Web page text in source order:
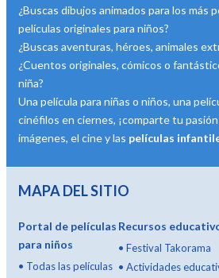
¿Buscas dibujos animados para los más
películas originales para niños?
¿Buscas aventuras, héroes, animales
¿Cuentos originales, cómicos o
niña?
Una película para niñas o niños, una
cinéfilos en ciernes, ¡comparte tu pasión
imágenes, el cine y las películas
MAPA DEL SITIO
Portal de películas
para niños
• Todas las películas
Recursos
• Festival Takorama
• Actividades